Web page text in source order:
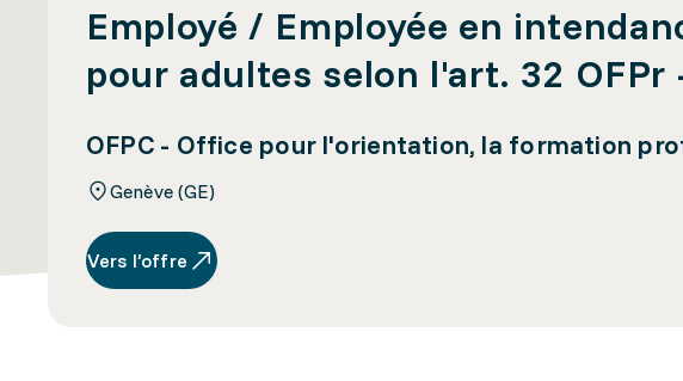
Employé / Employée en
pour adultes selon l'art. 32
OFPC - Office pour l'orientation, la formation
Genève (GE)
Vers l’offre